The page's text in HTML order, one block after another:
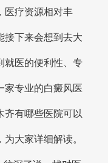
医疗资源相对丰
接下来会想到去大
就医的便利性、专
家专业的白癜风医
齐有哪些医院可以
大家详细解读。